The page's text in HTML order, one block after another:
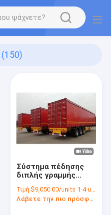
(150)
Σύστημα πέδησης
διπλής γραμμής
τόνων πλευρικό
ρυμουλκούμενο
Τιμή:$9,050.00/units 1-4 units
Λάβετε την πιο πρόσφατη τιμή